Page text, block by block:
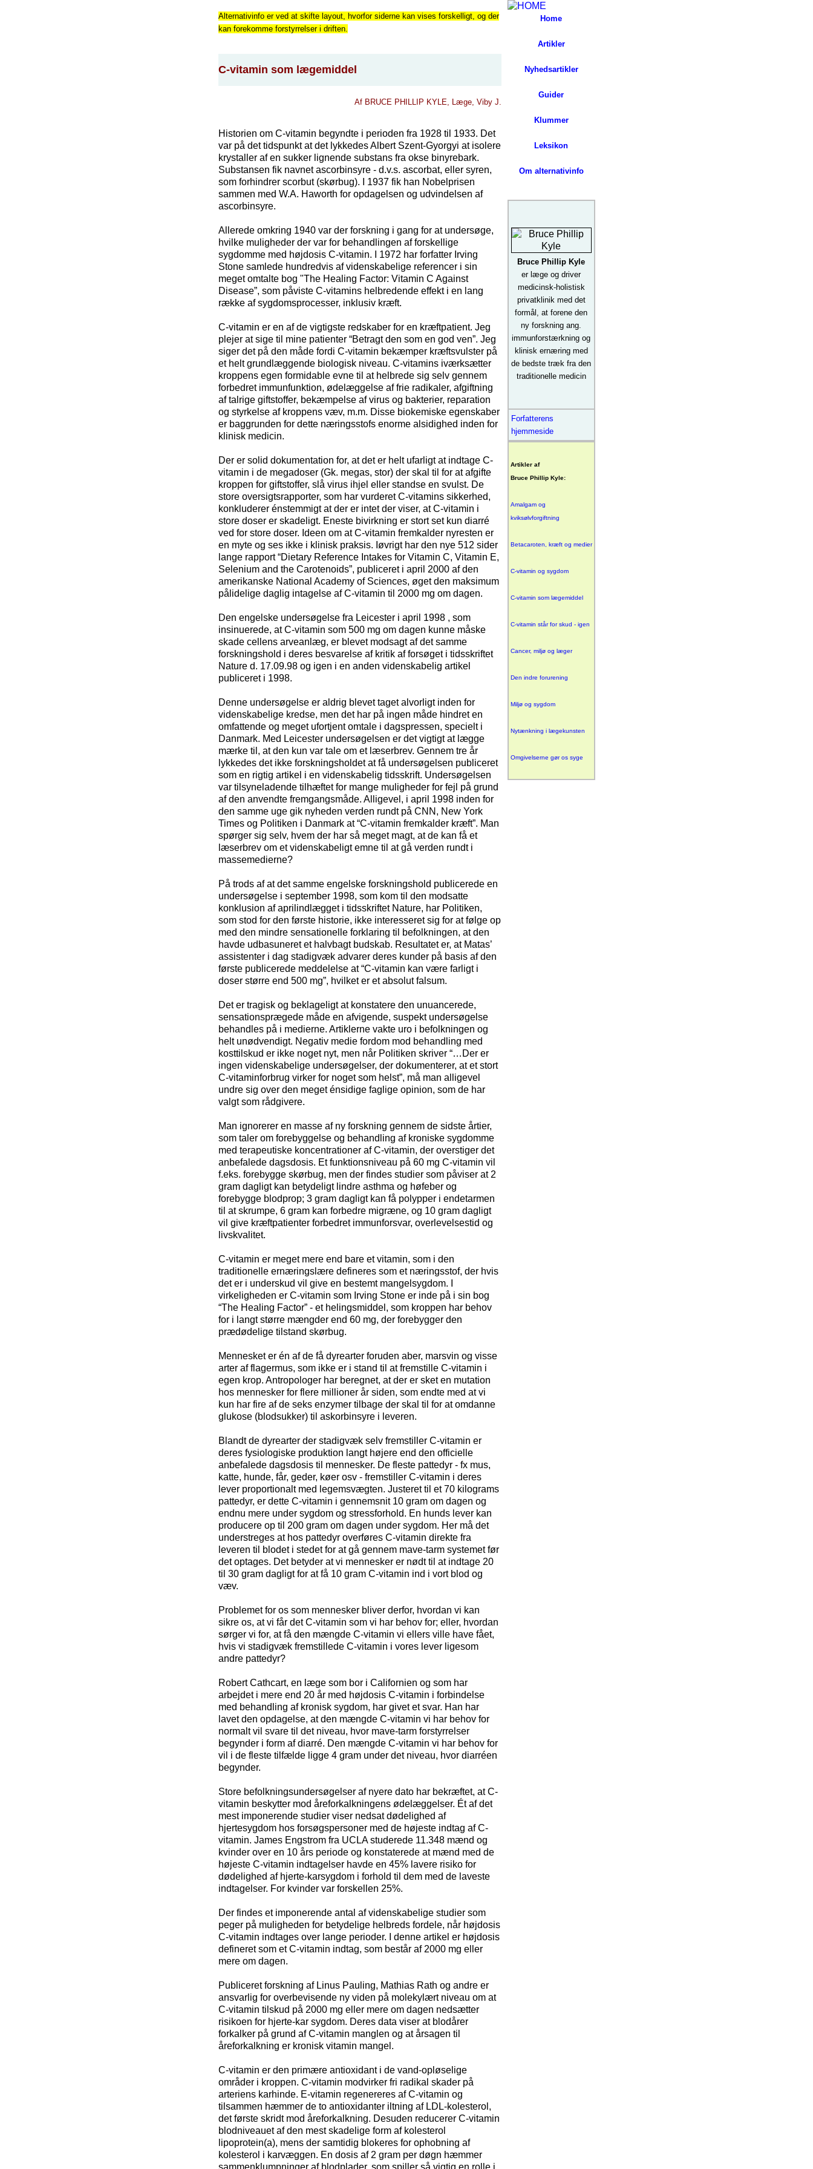
Alternativinfo er ved at skifte layout, hvorfor siderne kan vises forskelligt, og der
kan forekomme forstyrrelser i driften.
C-vitamin som lægemiddel
Af BRUCE PHILLIP KYLE, Læge, Viby J.
Historien om C-vitamin begyndte i perioden fra 1928 til 1933. Det
var på det tidspunkt at det lykkedes Albert Szent-Gyorgyi at isolere
krystaller af en sukker lignende substans fra okse binyrebark.
Substansen fik navnet ascorbinsyre - d.v.s. ascorbat, eller syren,
som forhindrer scorbut (skørbug). I 1937 fik han Nobelprisen
sammen med W.A. Haworth for opdagelsen og udvindelsen af
ascorbinsyre.
Allerede omkring 1940 var der forskning i gang for at undersøge,
hvilke muligheder der var for behandlingen af forskellige
sygdomme med højdosis C-vitamin. I 1972 har forfatter Irving
Stone samlede hundredvis af videnskabelige referencer i sin
meget omtalte bog "The Healing Factor: Vitamin C Against
Disease”, som påviste C-vitamins helbredende effekt i en lang
række af sygdomsprocesser, inklusiv kræft.
C-vitamin er en af de vigtigste redskaber for en kræftpatient. Jeg
plejer at sige til mine patienter “Betragt den som en god ven”. Jeg
siger det på den måde fordi C-vitamin bekæmper kræftsvulster på
et helt grundlæggende biologisk niveau. C-vitamins iværksætter
kroppens egen formidable evne til at helbrede sig selv gennem
forbedret immunfunktion, ødelæggelse af frie radikaler, afgiftning
af talrige giftstoffer, bekæmpelse af virus og bakterier, reparation
og styrkelse af kroppens væv, m.m. Disse biokemiske egenskaber
er baggrunden for dette næringsstofs enorme alsidighed inden for
klinisk medicin.
Der er solid dokumentation for, at det er helt ufarligt at indtage C-
vitamin i de megadoser (Gk. megas, stor) der skal til for at afgifte
kroppen for giftstoffer, slå virus ihjel eller standse en svulst. De
store oversigtsrapporter, som har vurderet C-vitamins sikkerhed,
konkluderer énstemmigt at der er intet der viser, at C-vitamin i
store doser er skadeligt. Eneste bivirkning er stort set kun diarré
ved for store doser. Ideen om at C-vitamin fremkalder nyresten er
en myte og ses ikke i klinisk praksis. Iøvrigt har den nye 512 sider
lange rapport “Dietary Reference Intakes for Vitamin C, Vitamin E,
Selenium and the Carotenoids”, publiceret i april 2000 af den
amerikanske National Academy of Sciences, øget den maksimum
pålidelige daglig intagelse af C-vitamin til 2000 mg om dagen.
Den engelske undersøgelse fra Leicester i april 1998 , som
insinuerede, at C-vitamin som 500 mg om dagen kunne måske
skade cellens arveanlæg, er blevet modsagt af det samme
forskningshold i deres besvarelse af kritik af forsøget i tidsskriftet
Nature d. 17.09.98 og igen i en anden videnskabelig artikel
publiceret i 1998.
Denne undersøgelse er aldrig blevet taget alvorligt inden for
videnskabelige kredse, men det har på ingen måde hindret en
omfattende og meget ufortjent omtale i dagspressen, specielt i
Danmark. Med Leicester undersøgelsen er det vigtigt at lægge
mærke til, at den kun var tale om et læserbrev. Gennem tre år
lykkedes det ikke forskningsholdet at få undersøgelsen publiceret
som en rigtig artikel i en videnskabelig tidsskrift. Undersøgelsen
var tilsyneladende tilhæftet for mange muligheder for fejl på grund
af den anvendte fremgangsmåde. Alligevel, i april 1998 inden for
den samme uge gik nyheden verden rundt på CNN, New York
Times og Politiken i Danmark at “C-vitamin fremkalder kræft”. Man
spørger sig selv, hvem der har så meget magt, at de kan få et
læserbrev om et videnskabeligt emne til at gå verden rundt i
massemedierne?
På trods af at det samme engelske forskningshold publicerede en
undersøgelse i september 1998, som kom til den modsatte
konklusion af aprilindlægget i tidsskriftet Nature, har Politiken,
som stod for den første historie, ikke interesseret sig for at følge op
med den mindre sensationelle forklaring til befolkningen, at den
havde udbasuneret et halvbagt budskab. Resultatet er, at Matas’
assistenter i dag stadigvæk advarer deres kunder på basis af den
første publicerede meddelelse at “C-vitamin kan være farligt i
doser større end 500 mg”, hvilket er et absolut falsum.
Det er tragisk og beklageligt at konstatere den unuancerede,
sensationsprægede måde en afvigende, suspekt undersøgelse
behandles på i medierne. Artiklerne vakte uro i befolkningen og
helt unødvendigt. Negativ medie fordom mod behandling med
kosttilskud er ikke noget nyt, men når Politiken skriver “…Der er
ingen videnskabelige undersøgelser, der dokumenterer, at et stort
C-vitaminforbrug virker for noget som helst”, må man alligevel
undre sig over den meget énsidige faglige opinion, som de har
valgt som rådgivere.
Man ignorerer en masse af ny forskning gennem de sidste årtier,
som taler om forebyggelse og behandling af kroniske sygdomme
med terapeutiske koncentrationer af C-vitamin, der overstiger det
anbefalede dagsdosis. Et funktionsniveau på 60 mg C-vitamin vil
f.eks. forebygge skørbug, men der findes studier som påviser at 2
gram dagligt kan betydeligt lindre asthma og høfeber og
forebygge blodprop; 3 gram dagligt kan få polypper i endetarmen
til at skrumpe, 6 gram kan forbedre migræne, og 10 gram dagligt
vil give kræftpatienter forbedret immunforsvar, overlevelsestid og
livskvalitet.
C-vitamin er meget mere end bare et vitamin, som i den
traditionelle ernæringslære defineres som et næringsstof, der hvis
det er i underskud vil give en bestemt mangelsygdom. I
virkeligheden er C-vitamin som Irving Stone er inde på i sin bog
“The Healing Factor” - et helingsmiddel, som kroppen har behov
for i langt større mængder end 60 mg, der forebygger den
prædødelige tilstand skørbug.
Mennesket er én af de få dyrearter foruden aber, marsvin og visse
arter af flagermus, som ikke er i stand til at fremstille C-vitamin i
egen krop. Antropologer har beregnet, at der er sket en mutation
hos mennesker for flere millioner år siden, som endte med at vi
kun har fire af de seks enzymer tilbage der skal til for at omdanne
glukose (blodsukker) til askorbinsyre i leveren.
Blandt de dyrearter der stadigvæk selv fremstiller C-vitamin er
deres fysiologiske produktion langt højere end den officielle
anbefalede dagsdosis til mennesker. De fleste pattedyr - fx mus,
katte, hunde, får, geder, køer osv - fremstiller C-vitamin i deres
lever proportionalt med legemsvægten. Justeret til et 70 kilograms
pattedyr, er dette C-vitamin i gennemsnit 10 gram om dagen og
endnu mere under sygdom og stressforhold. En hunds lever kan
producere op til 200 gram om dagen under sygdom. Her må det
understreges at hos pattedyr overføres C-vitamin direkte fra
leveren til blodet i stedet for at gå gennem mave-tarm systemet før
det optages. Det betyder at vi mennesker er nødt til at indtage 20
til 30 gram dagligt for at få 10 gram C-vitamin ind i vort blod og
væv.
Problemet for os som mennesker bliver derfor, hvordan vi kan
sikre os, at vi får det C-vitamin som vi har behov for; eller, hvordan
sørger vi for, at få den mængde C-vitamin vi ellers ville have fået,
hvis vi stadigvæk fremstillede C-vitamin i vores lever ligesom
andre pattedyr?
Robert Cathcart, en læge som bor i Californien og som har
arbejdet i mere end 20 år med højdosis C-vitamin i forbindelse
med behandling af kronisk sygdom, har givet et svar. Han har
lavet den opdagelse, at den mængde C-vitamin vi har behov for
normalt vil svare til det niveau, hvor mave-tarm forstyrrelser
begynder i form af diarré. Den mængde C-vitamin vi har behov for
vil i de fleste tilfælde ligge 4 gram under det niveau, hvor diarréen
begynder.
Store befolkningsundersøgelser af nyere dato har bekræftet, at C-
vitamin beskytter mod åreforkalkningens ødelæggelser. Ét af det
mest imponerende studier viser nedsat dødelighed af
hjertesygdom hos forsøgspersoner med de højeste indtag af C-
vitamin. James Engstrom fra UCLA studerede 11.348 mænd og
kvinder over en 10 års periode og konstaterede at mænd med de
højeste C-vitamin indtagelser havde en 45% lavere risiko for
dødelighed af hjerte-karsygdom i forhold til dem med de laveste
indtagelser. For kvinder var forskellen 25%.
Der findes et imponerende antal af videnskabelige studier som
peger på muligheden for betydelige helbreds fordele, når højdosis
C-vitamin indtages over lange perioder. I denne artikel er højdosis
defineret som et C-vitamin indtag, som består af 2000 mg eller
mere om dagen.
Publiceret forskning af Linus Pauling, Mathias Rath og andre er
ansvarlig for overbevisende ny viden på molekylært niveau om at
C-vitamin tilskud på 2000 mg eller mere om dagen nedsætter
risikoen for hjerte-kar sygdom. Deres data viser at blodårer
forkalker på grund af C-vitamin manglen og at årsagen til
åreforkalkning er kronisk vitamin mangel.
C-vitamin er den primære antioxidant i de vand-opløselige
områder i kroppen. C-vitamin modvirker fri radikal skader på
arteriens karhinde. E-vitamin regenereres af C-vitamin og
tilsammen hæmmer de to antioxidanter iltning af LDL-kolesterol,
det første skridt mod åreforkalkning. Desuden reducerer C-vitamin
blodniveauet af den mest skadelige form af kolesterol
lipoprotein(a), mens der samtidig blokeres for ophobning af
kolesterol i karvæggen. En dosis af 2 gram per døgn hæmmer
sammenklumpninger af blodplader, som spiller så vigtig en rolle i
Home
Artikler
Nyhedsartikler
Guider
Klummer
Leksikon
Om alternativinfo
Bruce Phillip Kyle
er læge og driver
medicinsk-holistisk
privatklinik med det
formål, at forene den
ny forskning ang.
immunforstærkning og
klinisk ernæring med
de bedste træk fra den
traditionelle medicin
Forfatterens
hjemmeside
Artikler af
Bruce Phillip Kyle:
Amalgam og
kviksølvforgiftning
Betacaroten, kræft og medier
C-vitamin og sygdom
C-vitamin som lægemiddel
C-vitamin står for skud - igen
Cancer, miljø og læger
Den indre forurening
Miljø og sygdom
Nytænkning i lægekunsten
Omgivelserne gør os syge